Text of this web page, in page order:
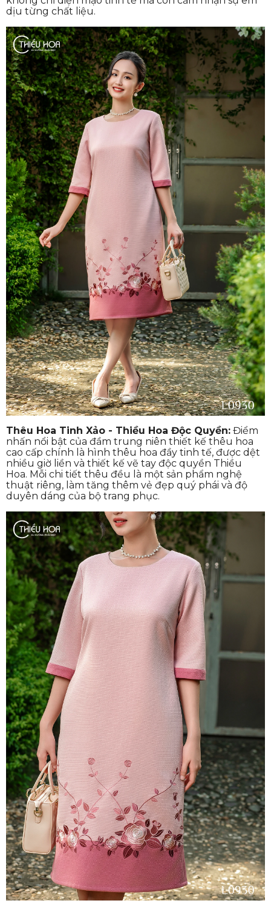
dịu từng chất liệu.
Thêu Hoa Tinh Xảo - Thiều Hoa Độc Quyền: Điểm
nhấn nổi bật của đầm trung niên thiết kế thêu hoa
cao cấp chính là hình thêu hoa đầy tinh tế, được dệt
nhiều giờ liền và thiết kế vẽ tay độc quyền Thiều
Hoa. Mỗi chi tiết thêu đều là một sản phẩm nghệ
thuật riêng, làm tăng thêm vẻ đẹp quý phái và độ
duyên dáng của bộ trang phục.